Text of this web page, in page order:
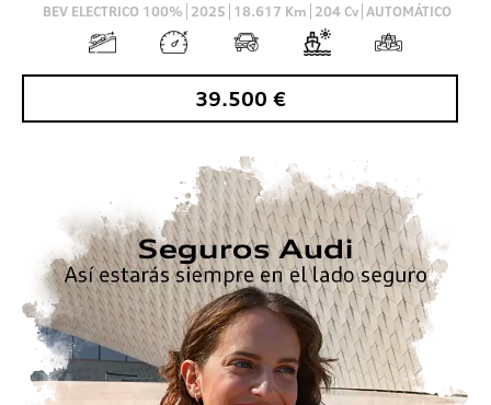
BEV ELECTRICO 100% 2025 18.617 Km 204 Cv AUTOMÁTICO
39.500 €